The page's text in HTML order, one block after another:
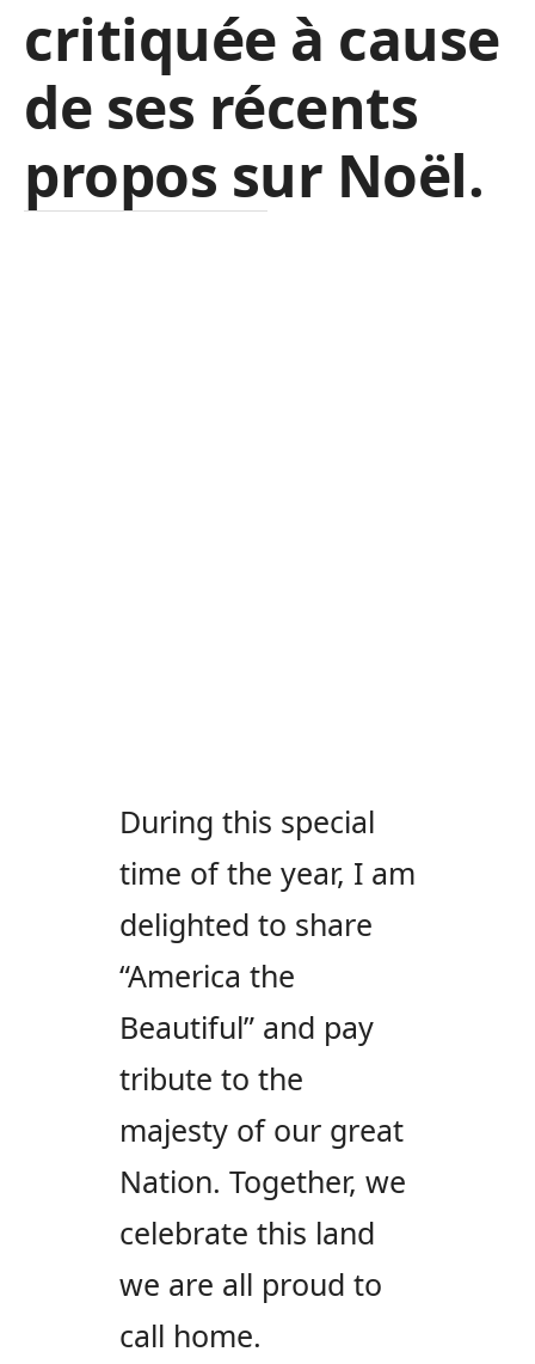
critiquée à cause
de ses récents
propos sur Noël.
During this special
time of the year, I am
delighted to share
“America the
Beautiful” and pay
tribute to the
majesty of our great
Nation. Together, we
celebrate this land
we are all proud to
call home.